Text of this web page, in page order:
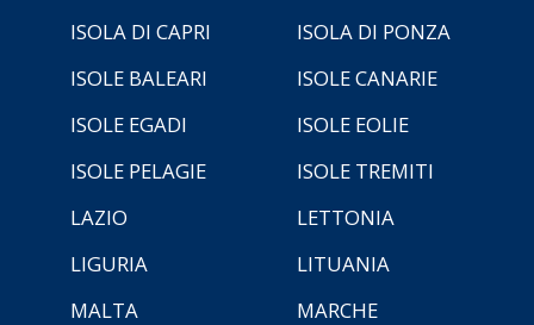
ISOLA DI CAPRI
ISOLA DI PONZA
ISOLE BALEARI
ISOLE CANARIE
ISOLE EGADI
ISOLE EOLIE
ISOLE PELAGIE
ISOLE TREMITI
LAZIO
LETTONIA
LIGURIA
LITUANIA
MALTA
MARCHE